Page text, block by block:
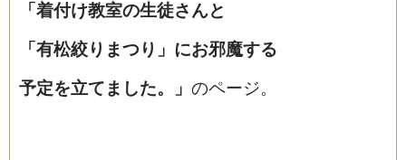
「着付け教室の生徒さんと
「有松絞りまつり」にお邪魔する
予定を立てました。」 のページ。